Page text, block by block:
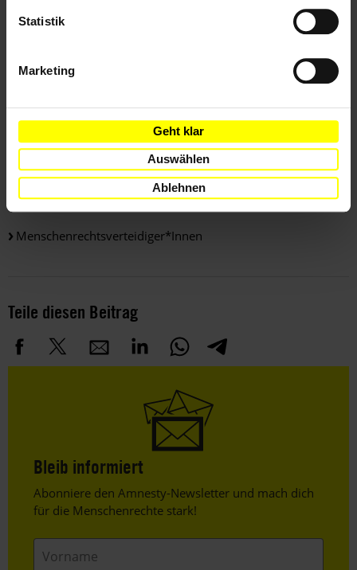
Statistik
Marketing
Geht klar
Auswählen
Ablehnen
Themen
Menschenrechtsverteidiger*innen
Teile diesen Beitrag
Bleib informiert
Header
Text
Abonniere den Amnesty-Newsletter und mach dich
für die Menschenrechte stark!